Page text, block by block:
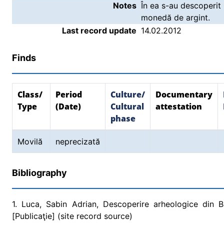
Notes În ea s-au descoperit
monedă de argint.
Last record update 14.02.2012
Finds
Class/
Type
Period
(Date)
Culture/
Cultural
phase
Documentary
attestation
Movilă neprecizată
Bibliography
1. Luca, Sabin Adrian, Descoperire arheologice din
[Publicaţie] (site record source)